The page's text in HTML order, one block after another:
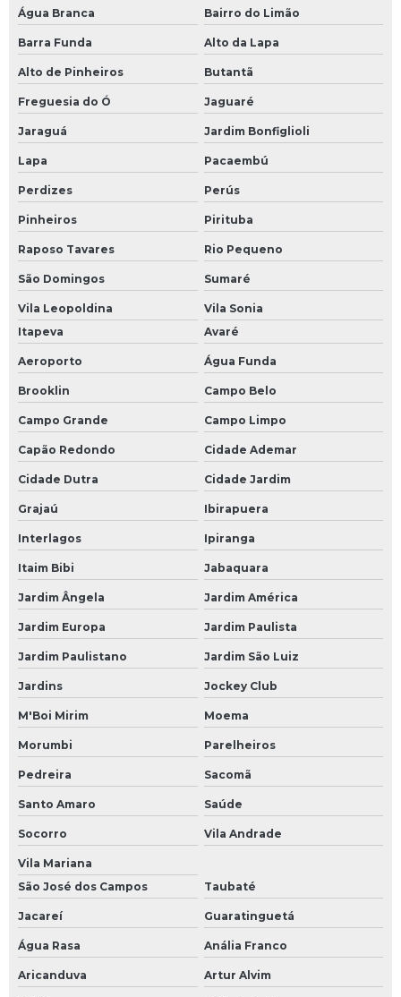
Água Branca Bairro do Limão
Barra Funda Alto da Lapa
Alto de Pinheiros Butantã
Freguesia do Ó Jaguaré
Jaraguá Jardim Bonfiglioli
Lapa Pacaembú
Perdizes Perús
Pinheiros Pirituba
Raposo Tavares Rio Pequeno
São Domingos Sumaré
Vila Leopoldina
Vila Sonia
Itapeva
Avaré
Aeroporto Água Funda
Brooklin Campo Belo
Campo Grande Campo Limpo
Capão Redondo Cidade Ademar
Cidade Dutra Cidade Jardim
Grajaú Ibirapuera
Interlagos Ipiranga
Itaim Bibi Jabaquara
Jardim Ângela Jardim América
Jardim Europa Jardim Paulista
Jardim Paulistano Jardim São Luiz
Jardins Jockey Club
M'Boi Mirim Moema
Morumbi Parelheiros
Pedreira Sacomã
Santo Amaro Saúde
Socorro Vila Andrade
Vila Mariana
São José dos Campos
Taubaté
Jacareí Guaratinguetá
Água Rasa Anália Franco
Aricanduva Artur Alvim